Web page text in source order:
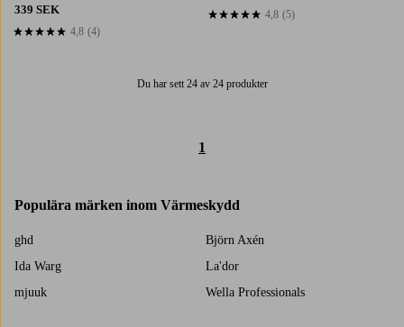
339 SEK
4,8 baserat på 4 st betyg
4,8 (4)
4,8 baserat på 5 st betyg
4,8 (5)
Du har sett 24 av 24 produkter
1
Populära märken inom Värmeskydd
ghd
Björn Axén
Ida Warg
La'dor
mjuuk
Wella Professionals